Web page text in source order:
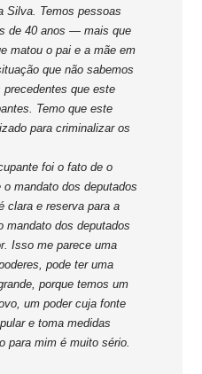
Silva. Temos pessoas
de 40 anos — mais que
matou o pai e a mãe em
que não sabemos
que este
Temo que este
para criminalizar os
foi o fato de o
mandato dos deputados
clara e reserva para a
mandato dos deputados
Isso me parece uma
pode ter uma
porque temos um
um poder cuja fonte
e toma medidas
para mim é muito sério.